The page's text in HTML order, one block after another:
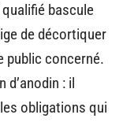
bascule
de décortiquer
public concerné.
d’anodin : il
obligations qui